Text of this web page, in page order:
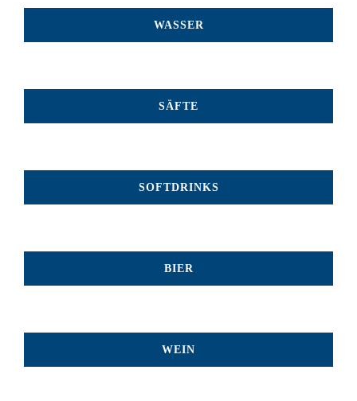
WASSER
SÄFTE
SOFTDRINKS
BIER
WEIN